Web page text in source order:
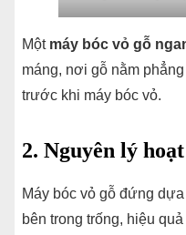
Một máy bóc vỏ gỗ
máng, nơi gỗ nằm
trước khi máy bóc vỏ.
2. Nguyên lý
Máy bóc vỏ gỗ đứng
bên trong trống, hiệu